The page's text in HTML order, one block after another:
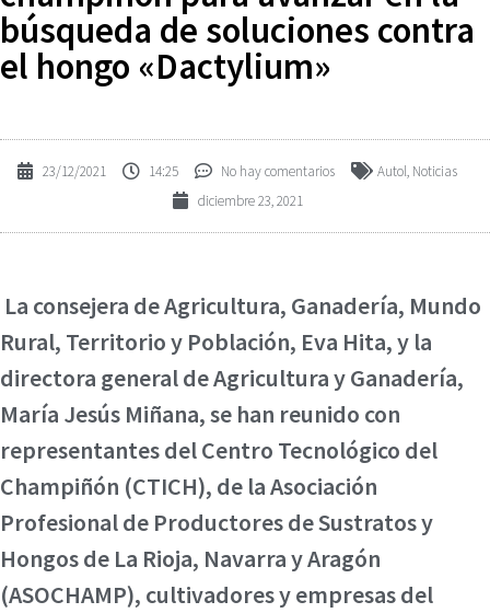
búsqueda de soluciones contra
el hongo «Dactylium»
23/12/2021 14:25 No hay comentarios Autol, Noticias
diciembre 23, 2021
La consejera de Agricultura, Ganadería, Mundo
Rural, Territorio y Población, Eva Hita, y la
directora general de Agricultura y Ganadería,
María Jesús Miñana, se han reunido con
representantes del Centro Tecnológico del
Champiñón (CTICH), de la Asociación
Profesional de Productores de Sustratos y
Hongos de La Rioja, Navarra y Aragón
(ASOCHAMP), cultivadores y empresas del